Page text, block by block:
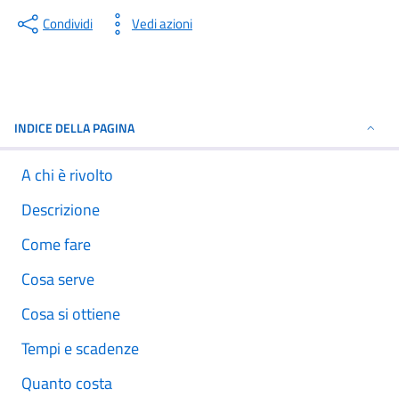
Condividi Vedi azioni
INDICE DELLA PAGINA
A chi è rivolto
Descrizione
Come fare
Cosa serve
Cosa si ottiene
Tempi e scadenze
Quanto costa